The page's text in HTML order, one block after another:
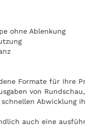
ohne Ablenkung
Formate für Ihre
von
Abwicklung
auch eine